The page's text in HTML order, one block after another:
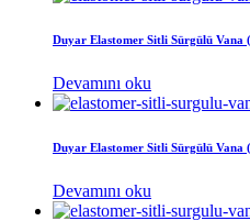
Duyar Elastomer Sitli Sürgülü Vana
Devamını oku
Duyar Elastomer Sitli Sürgülü Vana
Devamını oku